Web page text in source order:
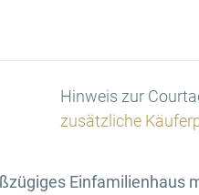
Hinweis zur
zusätzliche
Einfamilienhaus